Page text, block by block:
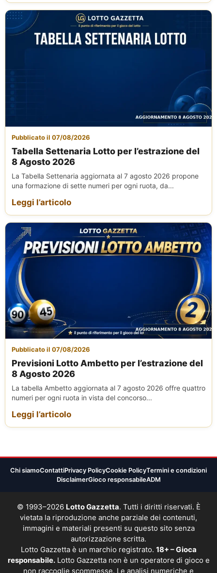
Pubblicato il 07/08/2026
Tabella Settenaria Lotto per l’estrazione del
8 Agosto 2026
La Tabella Settenaria aggiornata al 7 agosto 2026 propone
una formazione di sette numeri per ogni ruota, da...
Leggi l’articolo
Pubblicato il 07/08/2026
Previsioni Lotto Ambetto per l’estrazione del
8 Agosto 2026
La tabella Ambetto aggiornata al 7 agosto 2026 offre quattro
numeri per ogni ruota in vista del concorso...
Leggi l’articolo
Chi siamoContattiPrivacy PolicyCookie PolicyTermini e condizioni
DisclaimerGioco responsabileADM
© 1993–2026 Lotto Gazzetta. Tutti i diritti riservati. È
vietata la riproduzione anche parziale dei contenuti,
immagini e materiali presenti su questo sito senza
autorizzazione scritta.
Lotto Gazzetta è un marchio registrato. 18+ – Gioca
responsabile.Lotto Gazzetta non è un operatore di gioco e
non raccoglie scommesse. Le analisi numeriche e